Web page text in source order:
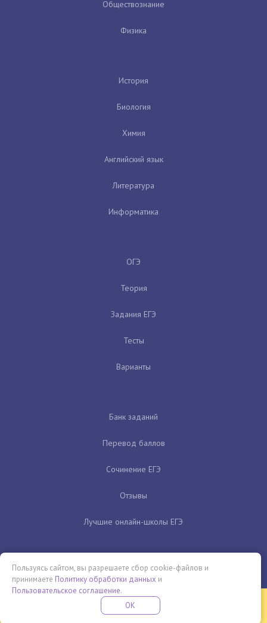
Обществознание
Физика
История
Биология
Химия
Английский язык
Литература
Информатика
ОГЭ
Теория
Задания ЕГЭ
Тесты
Варианты
Банк заданий
Перевод баллов
Сочинение ЕГЭ
Отзывы
Лучшие онлайн-школы ЕГЭ
Бесплатная летняя школа
ПРОВЕДИ ЭТО ЛЕТО С ПОЛЬЗОЙ
Пользуясь сайтом, вы разрешаете сбор cookie-файлов и
принимаете Политику обработки данных и
Пользовательское соглашение.
OK